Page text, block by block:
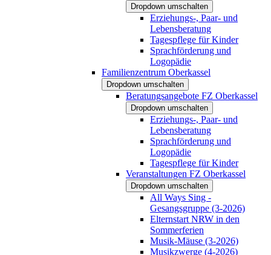
Dropdown umschalten
Erziehungs-, Paar- und
Lebensberatung
Tagespflege für Kinder
Sprachförderung und
Logopädie
Familienzentrum Oberkassel
Dropdown umschalten
Beratungsangebote FZ Oberkassel
Dropdown umschalten
Erziehungs-, Paar- und
Lebensberatung
Sprachförderung und
Logopädie
Tagespflege für Kinder
Veranstaltungen FZ Oberkassel
Dropdown umschalten
All Ways Sing -
Gesangsgruppe (3-2026)
Elternstart NRW in den
Sommerferien
Musik-Mäuse (3-2026)
Musikzwerge (4-2026)